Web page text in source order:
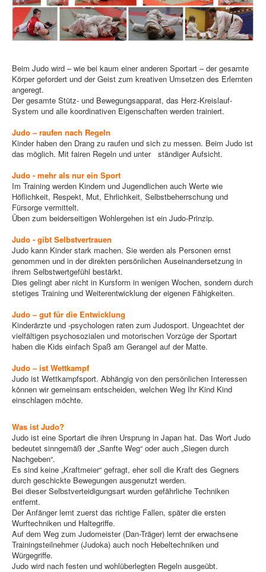
Beim Judo wird – wie bei kaum einer anderen Sportart – der gesamte
Körper gefordert und der Geist zum kreativen Umsetzen des Erlernten
angeregt.
Der gesamte Stütz- und Bewegungsapparat, das Herz-Kreislauf-
System und alle koordinativen Eigenschaften werden trainiert.
Judo – raufen nach Regeln
Kinder haben den Drang zu raufen und sich zu messen. Beim Judo ist
das möglich. Mit fairen Regeln und unter ständiger Aufsicht.
Judo - mehr als nur ein Sport
Im Training werden Kindern und Jugendlichen auch Werte wie
Höflichkeit, Respekt, Mut, Ehrlichkeit, Selbstbeherrschung und
Fürsorge vermittelt.
Üben zum beiderseitigen Wohlergehen ist ein Judo-Prinzip.
Judo - gibt Selbstvertrauen
Judo kann Kinder stark machen. Sie werden als Personen ernst
genommen und in der direkten persönlichen Auseinandersetzung in
ihrem Selbstwertgefühl bestärkt.
Dies gelingt aber nicht in Kursform in wenigen Wochen, sondern durch
stetiges Training und Weiterentwicklung der eigenen Fähigkeiten.
Judo – gut für die Entwicklung
Kinderärzte und -psychologen raten zum Judosport. Ungeachtet der
vielfältigen psychosozialen und motorischen Vorzüge der Sportart
haben die Kids einfach Spaß am Gerangel auf der Matte.
Judo – ist Wettkampf
Judo ist Wettkampfsport. Abhängig von den persönlichen Interessen
können wir gemeinsam entscheiden, welchen Weg Ihr Kind Kind
einschlagen möchte.
Was ist Judo?
Judo ist eine Sportart die ihren Ursprung in Japan hat. Das Wort Judo
bedeutet sinngemäß der „Sanfte Weg“ oder auch „Siegen durch
Nachgeben“.
Es sind keine „Kraftmeier“ gefragt, eher soll die Kraft des Gegners
durch geschickte Bewegungen ausgenutzt werden.
Bei dieser Selbstverteidigungsart wurden gefährliche Techniken
entfernt.
Der Anfänger lernt zuerst das richtige Fallen, später die ersten
Wurftechniken und Haltegriffe.
Auf dem Weg zum Judomeister (Dan-Träger) lernt der erwachsene
Trainingsteilnehmer (Judoka) auch noch Hebeltechniken und
Würgegriffe.
Judo wird nach festen und wohlüberlegten Regeln ausgeübt.